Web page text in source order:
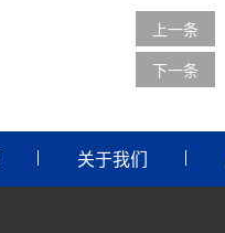
上一条
下一条
关于我们